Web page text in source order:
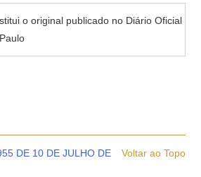
o original publicado no Diário Oficial
Voltar ao Topo
DE 10 DE JULHO DE